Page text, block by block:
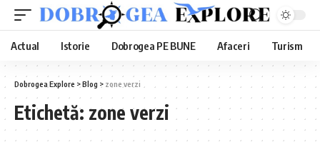
Actual Istorie Dobrogea PE BUNE Afaceri Turism
Dobrogea Explore >Blog > zone verzi
Etichetă: zone verzi